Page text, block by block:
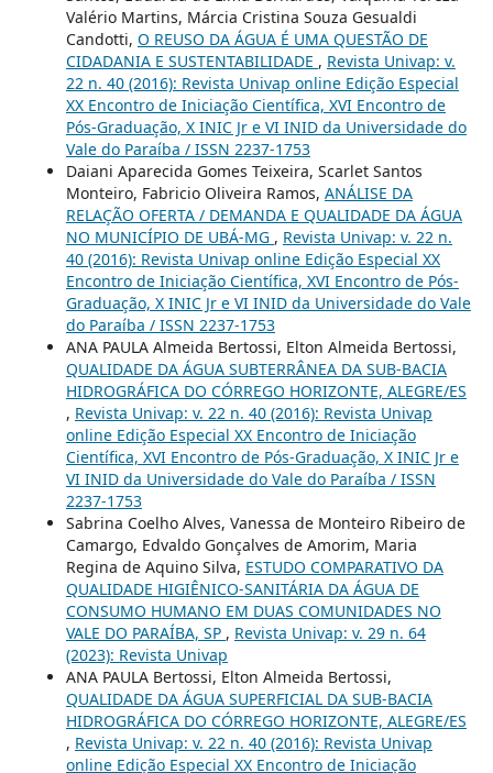
Valério Martins, Márcia Cristina Souza Gesualdi
Candotti, O REUSO DA ÁGUA É UMA QUESTÃO DE
CIDADANIA E SUSTENTABILIDADE , Revista Univap: v.
22 n. 40 (2016): Revista Univap online Edição Especial
XX Encontro de Iniciação Científica, XVI Encontro de
Pós-Graduação, X INIC Jr e VI INID da Universidade do
Vale do Paraíba / ISSN 2237-1753
Daiani Aparecida Gomes Teixeira, Scarlet Santos
Monteiro, Fabricio Oliveira Ramos, ANÁLISE DA
RELAÇÃO OFERTA / DEMANDA E QUALIDADE DA ÁGUA
NO MUNICÍPIO DE UBÁ-MG , Revista Univap: v. 22 n.
40 (2016): Revista Univap online Edição Especial XX
Encontro de Iniciação Científica, XVI Encontro de Pós-
Graduação, X INIC Jr e VI INID da Universidade do Vale
do Paraíba / ISSN 2237-1753
ANA PAULA Almeida Bertossi, Elton Almeida Bertossi,
QUALIDADE DA ÁGUA SUBTERRÂNEA DA SUB-BACIA
HIDROGRÁFICA DO CÓRREGO HORIZONTE, ALEGRE/ES
, Revista Univap: v. 22 n. 40 (2016): Revista Univap
online Edição Especial XX Encontro de Iniciação
Científica, XVI Encontro de Pós-Graduação, X INIC Jr e
VI INID da Universidade do Vale do Paraíba / ISSN
2237-1753
Sabrina Coelho Alves, Vanessa de Monteiro Ribeiro de
Camargo, Edvaldo Gonçalves de Amorim, Maria
Regina de Aquino Silva, ESTUDO COMPARATIVO DA
QUALIDADE HIGIÊNICO-SANITÁRIA DA ÁGUA DE
CONSUMO HUMANO EM DUAS COMUNIDADES NO
VALE DO PARAÍBA, SP , Revista Univap: v. 29 n. 64
(2023): Revista Univap
ANA PAULA Bertossi, Elton Almeida Bertossi,
QUALIDADE DA ÁGUA SUPERFICIAL DA SUB-BACIA
HIDROGRÁFICA DO CÓRREGO HORIZONTE, ALEGRE/ES
, Revista Univap: v. 22 n. 40 (2016): Revista Univap
online Edição Especial XX Encontro de Iniciação